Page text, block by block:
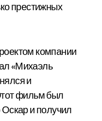
престижных
компании
«Михаэль
и
фильм был
и получил